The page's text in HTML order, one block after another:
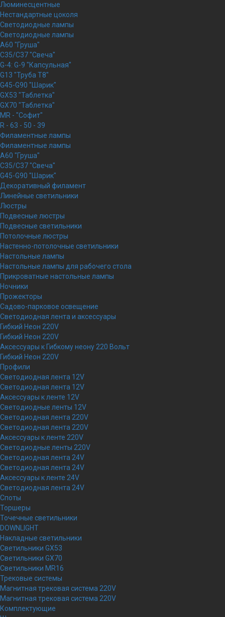
Люминесцентные
Нестандартные цоколя
Светодиодные лампы
Светодиодные лампы
A60 "Груша"
C35/C37 "Свеча"
G-4: G-9 "Капсульная"
G13 "Труба Т8"
G45-G90 "Шарик"
GX53 "Таблетка"
GX70 "Таблетка"
MR - "Софит"
R - 63 - 50 - 39
Филаментные лампы
Филаментные лампы
A60 "Груша"
C35/C37 "Свеча"
G45-G90 "Шарик"
Декоративный филамент
Линейные светильники
Люстры
Подвесные люстры
Подвесные светильники
Потолочные люстры
Настенно-потолочные светильники
Настольные лампы
Настольные лампы для рабочего стола
Прикроватные настольные лампы
Ночники
Прожекторы
Садово-парковое освещение
Светодиодная лента и аксессуары
Гибкий Неон 220V
Гибкий Неон 220V
Аксессуары к Гибкому неону 220 Вольт
Гибкий Неон 220V
Профили
Светодиодная лента 12V
Светодиодная лента 12V
Аксессуары к ленте 12V
Светодиодные ленты 12V
Светодиодная лента 220V
Светодиодная лента 220V
Аксессуары к ленте 220V
Светодиодные ленты 220V
Светодиодная лента 24V
Светодиодная лента 24V
Аксессуары к ленте 24V
Светодиодная лента 24V
Споты
Торшеры
Точечные светильники
DOWNLIGHT
Накладные светильники
Светильники GX53
Светильники GX70
Светильники MR16
Трековые системы
Магнитная трековая система 220V
Магнитная трековая система 220V
Комплектующие